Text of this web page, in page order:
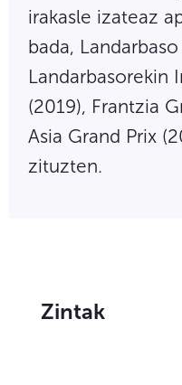
irakasle izateaz
bada,
Landarbasorekin
(2019), Frantzia
Asia Grand Prix
zituzten.
Zintak